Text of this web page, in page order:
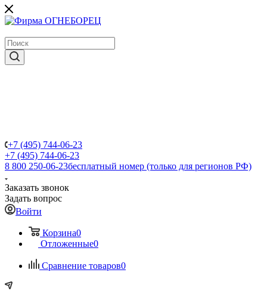
+7 (495) 744-06-23
+7 (495) 744-06-23
8 800 250-06-23бесплатный номер (только для регионов РФ)
Заказать звонок
Задать вопрос
Войти
Корзина0
Отложенные0
Сравнение товаров0